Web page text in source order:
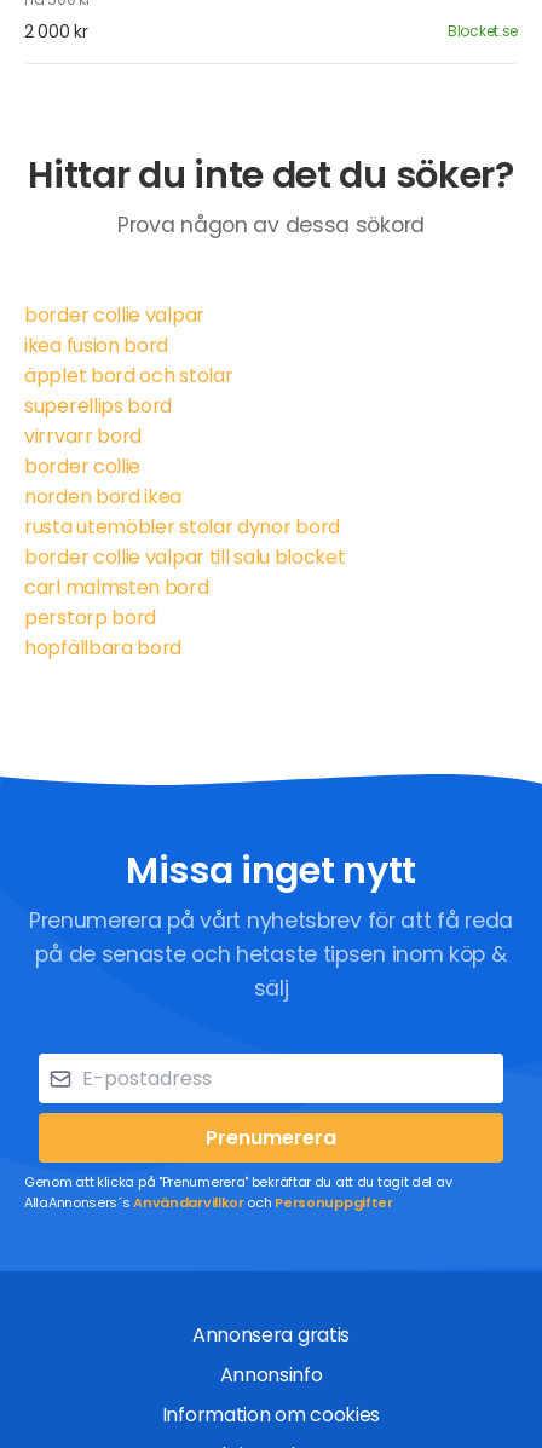
2 000 kr Blocket.se
Hittar du inte det du söker?
Prova någon av dessa sökord
border collie valpar
ikea fusion bord
äpplet bord och stolar
superellips bord
virrvarr bord
border collie
norden bord ikea
rusta utemöbler stolar dynor bord
border collie valpar till salu blocket
carl malmsten bord
perstorp bord
hopfällbara bord
Missa inget nytt
Prenumerera på vårt nyhetsbrev för att få reda
på de senaste och hetaste tipsen inom köp &
sälj
Prenumerera
Genom att klicka på "Prenumerera" bekräftar du att du tagit del av
AllaAnnonsers´sAnvändarvillkoroch Personuppgifter
Annonsera gratis
Annonsinfo
Information om cookies